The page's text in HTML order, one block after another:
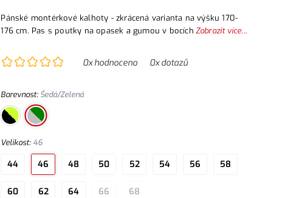
Pánské montérkové kalhoty - zkrácená varianta na výšku 170-
176 cm. Pas s poutky na opasek a gumou v bocích, přední
zesílena materiálem 600D polyesterem s možností vložení
kolenních výztuh, dv
Zobrazit více...
0x hodnoceno 0x dotazů
Barevnost: Šedá/Zelená
Velikost: 46
44 46 48 50 52 54 56 58
60 62 64 66 68